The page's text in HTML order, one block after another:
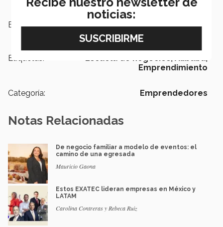
Escuelas: Negocios
Etiquetas: Escuela de negocios, Alibaba,
Emprendimiento
Categoría: Emprendedores
Notas Relacionadas
De negocio familiar a modelo de eventos: el
camino de una egresada
Mauricio Gaona
Estos EXATEC lideran empresas en México y
LATAM
Carolina Contreras y Rebeca Ruiz
noticias: